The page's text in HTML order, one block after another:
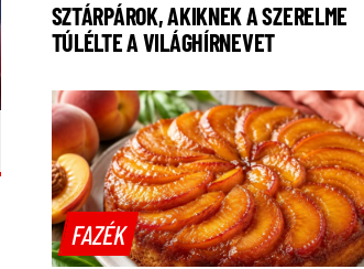
SZTÁRPÁROK, AKIKNEK A SZERELME
TÚLÉLTE A VILÁGHÍRNEVET
FAZÉK